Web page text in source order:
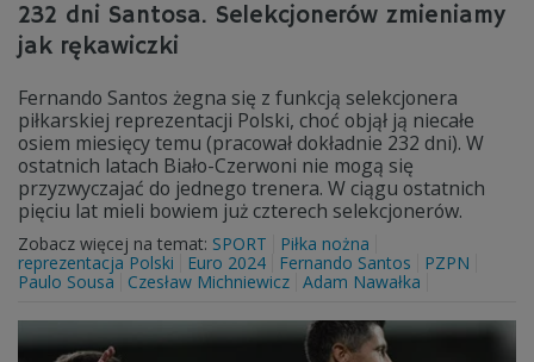
232 dni Santosa. Selekcjonerów zmieniamy
jak rękawiczki
Fernando Santos żegna się z funkcją selekcjonera
piłkarskiej reprezentacji Polski, choć objął ją niecałe
osiem miesięcy temu (pracował dokładnie 232 dni). W
ostatnich latach Biało-Czerwoni nie mogą się
przyzwyczajać do jednego trenera. W ciągu ostatnich
pięciu lat mieli bowiem już czterech selekcjonerów.
Zobacz więcej na temat: SPORT
Piłka nożna
reprezentacja Polski
Euro 2024 Fernando Santos
PZPN
Paulo Sousa
Czesław Michniewicz Adam Nawałka